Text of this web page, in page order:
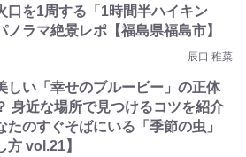
口を1周する「1時間半ハイキン
ノラマ絶景レポ【福島県福島市】
辰口 稚菜
しい「幸せのブルービー」の正体
身近な場所で見つけるコツを紹介
たのすぐそばにいる「季節の虫」
方 vol.21】